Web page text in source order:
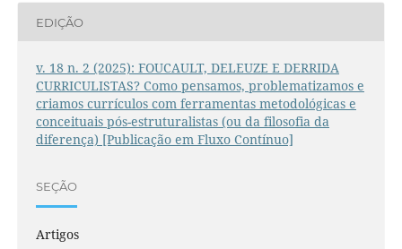
EDIÇÃO
v. 18 n. 2 (2025): FOUCAULT, DELEUZE E DERRIDA
CURRICULISTAS? Como pensamos, problematizamos e
criamos currículos com ferramentas metodológicas e
conceituais pós-estruturalistas (ou da filosofia da
diferença) [Publicação em Fluxo Contínuo]
SEÇÃO
Artigos